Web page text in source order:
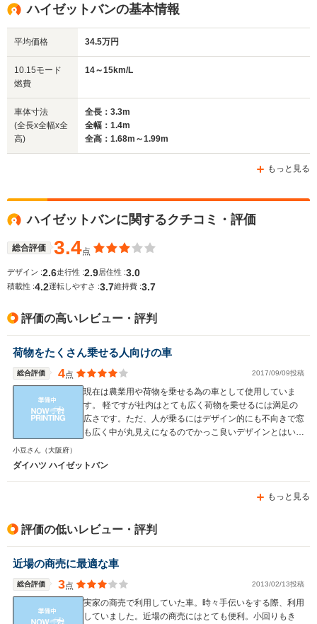
サイズ
(全長x全幅x全高)
WLTCモード
燃費
排気量
駆動方式
全長
-m
-
657cc
MR、4WD
-
ハイゼットバンの基本情報
平均価格 34.5万円
10.15モード
燃費
14～15km/L
車体寸法
(全長x全幅x全
高)
全長：3.3m
全幅：1.4m
全高：1.68m～1.99m
もっと見る
ハイゼットバンに関するクチコミ・評価
総合評価 3.4点
デザイン :2.6走行性 :2.9 居住性 :3.0
積載性 :4.2運転しやすさ :3.7維持費 :3.7
評価の高いレビュー・評判
荷物をたくさん乗せる人向けの車
総合評価 4点 2017/09/09投稿
現在は農業用や荷物を乗せる為の車として使用していま
す。 軽ですが社内はとても広く荷物を乗せるには満足の
広さです。ただ、人が乗るにはデザイン的にも不向きで窓
も広く中が丸見えになるのでかっこ良いデザインとはいえ
しなければ長距離運転にも向いています。 価格は百万を
いと思います。燃費はあまり良くはないですが…。 社内
として考えた方が良いと思います。荷物用と考えるととて
小豆さん （大阪府）
ダイハツ ハイゼットバン
もっと見る
評価の低いレビュー・評判
近場の商売に最適な車
総合評価 3点 2013/02/13投稿
実家の商売で利用していた車。時々手伝いをする際、利用
していました。近場の商売にはとても便利。小回りもき